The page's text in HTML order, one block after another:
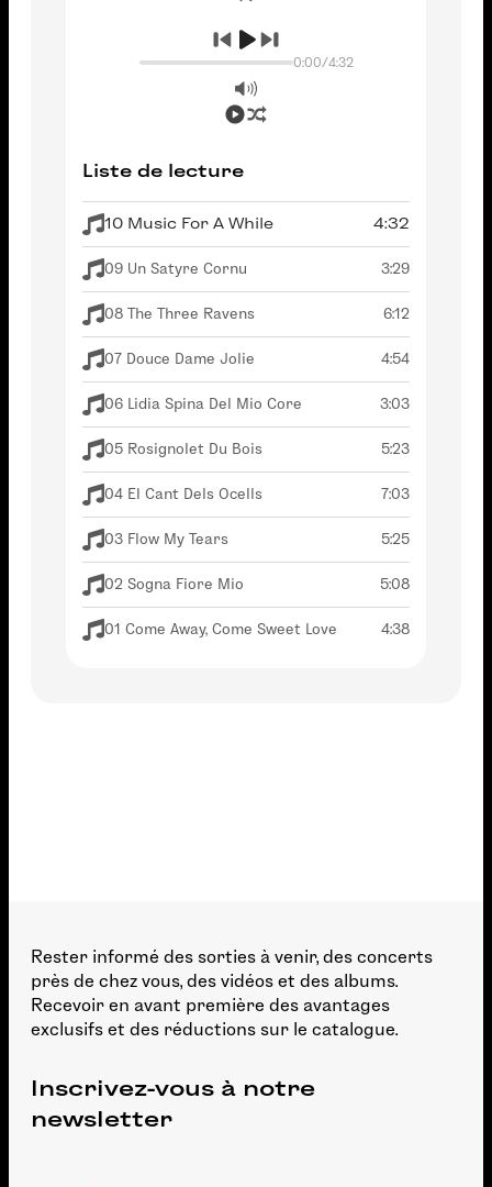
0:00/4:32
Liste de lecture
10 Music For A While 4:32
09 Un Satyre Cornu 3:29
08 The Three Ravens 6:12
07 Douce Dame Jolie 4:54
06 Lidia Spina Del Mio Core 3:03
05 Rosignolet Du Bois 5:23
04 El Cant Dels Ocells 7:03
03 Flow My Tears 5:25
02 Sogna Fiore Mio 5:08
01 Come Away, Come Sweet Love 4:38
Rester informé des sorties à venir, des concerts
près de chez vous, des vidéos et des albums.
Recevoir en avant première des avantages
exclusifs et des réductions sur le catalogue.
Inscrivez-vous à notre
newsletter